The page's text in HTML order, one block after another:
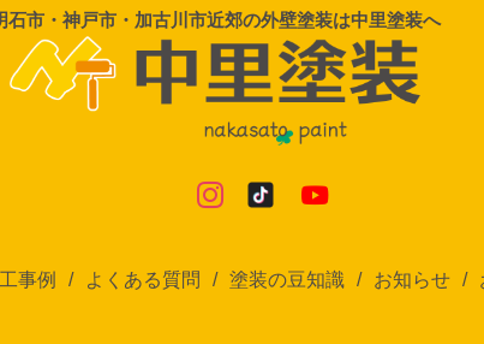
石市・神戸市・加古川市近郊の外壁塗装は中里塗装へ
事例 よくある質問 塗装の豆知識 お知らせ